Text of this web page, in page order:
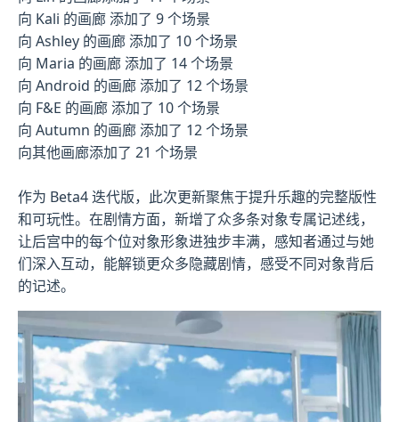
向 Kali 的画廊 添加了 9 个场景
向 Ashley 的画廊 添加了 10 个场景
向 Maria 的画廊 添加了 14 个场景
向 Android 的画廊 添加了 12 个场景
向 F&E 的画廊 添加了 10 个场景
向 Autumn 的画廊 添加了 12 个场景
向其他画廊添加了 21 个场景
作为 Beta4 迭代版，此次更新聚焦于提升乐趣的完整版性
和可玩性。在剧情方面，新增了众多条对象专属记述线，
让后宫中的每个位对象形象进独步丰满，感知者通过与她
们深入互动，能解锁更众多隐藏剧情，感受不同对象背后
的记述。